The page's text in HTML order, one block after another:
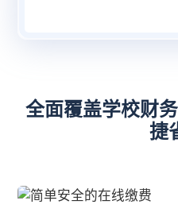
全面覆盖学校财
捷